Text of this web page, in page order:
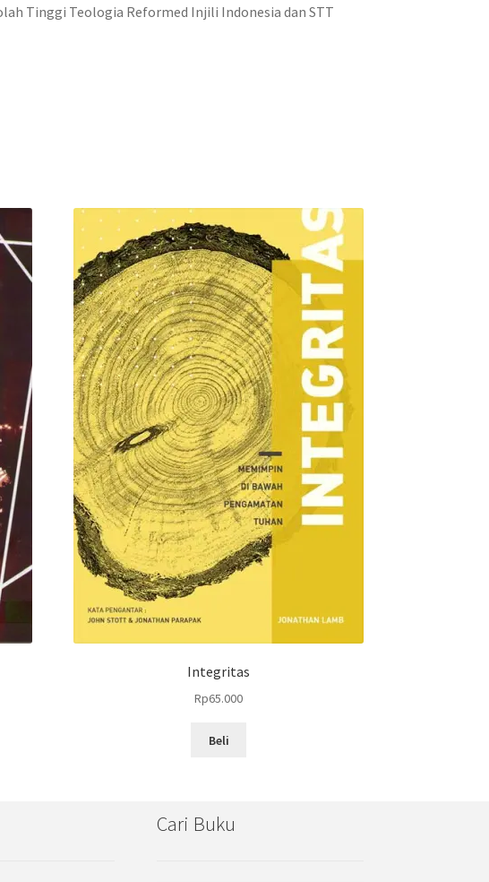
Tinggi Teologia Reformed Injili Indonesia dan STT
Integritas
Rp65.000
Beli
Cari Buku